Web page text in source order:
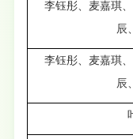
李钰彤、麦嘉琪
辰
李钰彤、麦嘉琪
辰